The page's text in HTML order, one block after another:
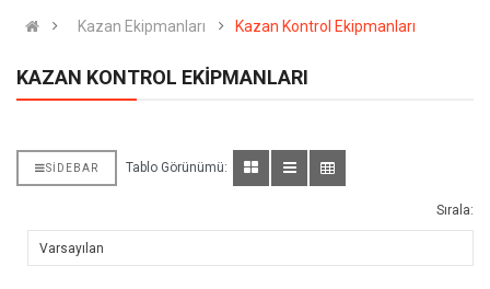
Kazan Ekipmanları Kazan Kontrol Ekipmanları
KAZAN KONTROL EKIPMANLARI
SIDEBAR Tablo Görünümü:
Sırala: